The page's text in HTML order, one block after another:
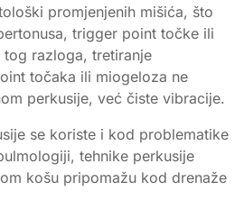
promjenjenih mišića, što
trigger point točke ili
razloga, tretiranje
točaka ili miogeloza ne
perkusije, već čiste vibracije.
koriste i kod problematike
tehnike perkusije
košu pripomažu kod drenaže